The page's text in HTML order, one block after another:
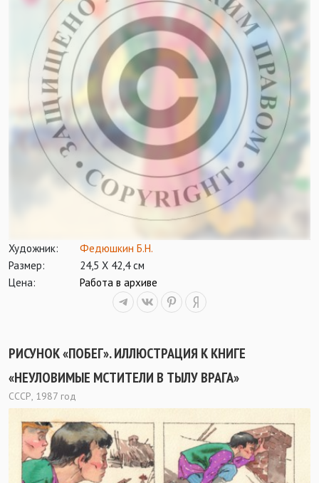
Художник:
Федюшкин Б.Н.
Размер:
24,5 Х 42,4 см
Цена:
Работа в архиве
РИСУНОК «ПОБЕГ». ИЛЛЮСТРАЦИЯ К КНИГЕ
«НЕУЛОВИМЫЕ МСТИТЕЛИ В ТЫЛУ ВРАГА»
СССР, 1987 год